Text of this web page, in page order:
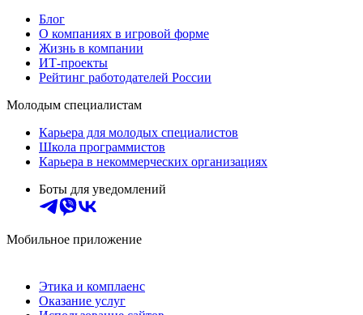
Блог
О компаниях в игровой форме
Жизнь в компании
ИТ-проекты
Рейтинг работодателей России
Молодым специалистам
Карьера для молодых специалистов
Школа программистов
Карьера в некоммерческих организациях
Боты для уведомлений
Мобильное приложение
Этика и комплаенс
Оказание услуг